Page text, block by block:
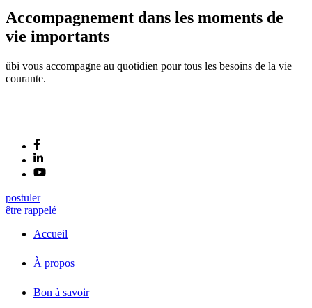
Accompagnement dans les moments de
vie importants
übi vous accompagne au quotidien pour tous les besoins de la vie
courante.
postuler
être rappelé
Accueil
À propos
Bon à savoir